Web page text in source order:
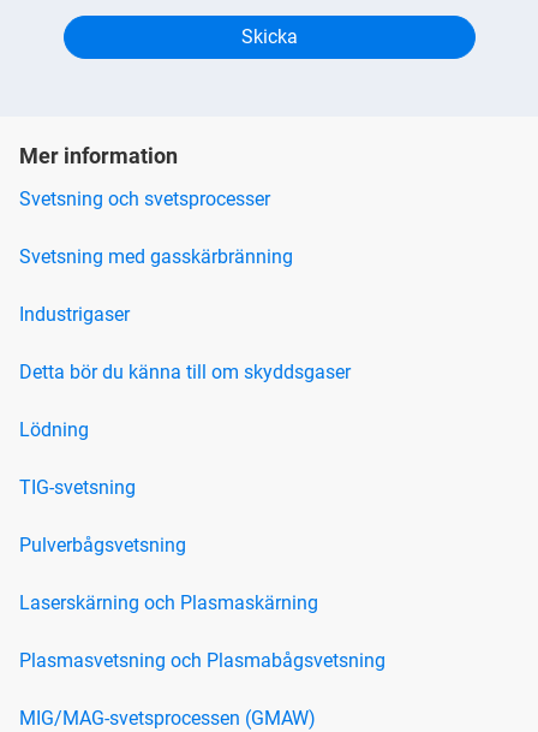
Mer information
Svetsning och svetsprocesser
Svetsning med gasskärbränning
Industrigaser
Detta bör du känna till om skyddsgaser
Lödning
TIG-svetsning
Pulverbågsvetsning
Laserskärning och Plasmaskärning
Plasmasvetsning och Plasmabågsvetsning
MIG/MAG-svetsprocessen (GMAW)